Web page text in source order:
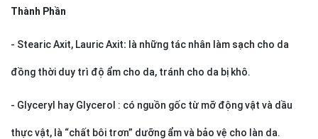
Thành Phần
- Stearic Axit, Lauric Axit: là những tác nhân làm sạch cho da
đồng thời duy trì độ ẩm cho da, tránh cho da bị khô.
- Glyceryl hay Glycerol : có nguồn gốc từ mỡ động vật và dầu
thực vật, là “chất bôi trơn” dưỡng ẩm và bảo vệ cho làn da.